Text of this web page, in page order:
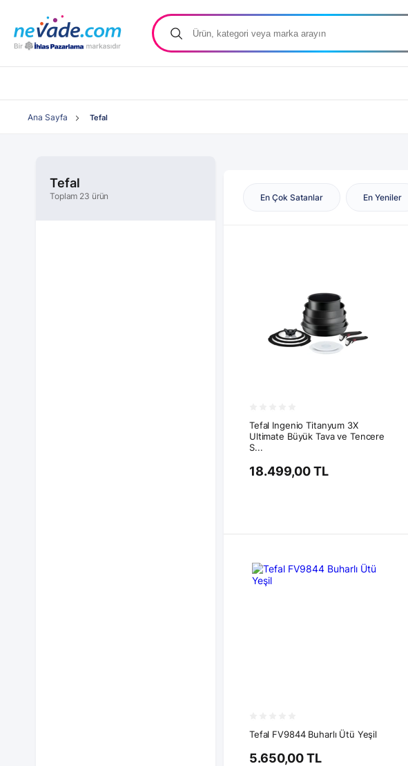
Ana Sayfa Tefal
Tefal
Toplam 23 ürün En Çok Satanlar En Yeniler
Tefal Ingenio Titanyum 3X
Ultimate Büyük Tava ve Tencere
S...
18.499,00 TL
Tefal FV9844 Buharlı Ütü Yeşil
5.650,00 TL